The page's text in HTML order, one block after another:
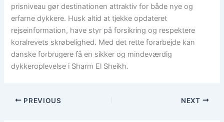
prisniveau gør destinationen attraktiv for både nye og
erfarne dykkere. Husk altid at tjekke opdateret
rejseinformation, have styr på forsikring og respektere
koralrevets skrøbelighed. Med det rette forarbejde kan
danske forbrugere få en sikker og mindeværdig
dykkeroplevelse i Sharm El Sheikh.
PREVIOUS NEXT